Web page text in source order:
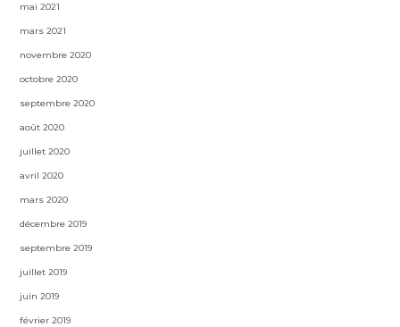
mai 2021
mars 2021
novembre 2020
octobre 2020
septembre 2020
août 2020
juillet 2020
avril 2020
mars 2020
décembre 2019
septembre 2019
juillet 2019
juin 2019
février 2019